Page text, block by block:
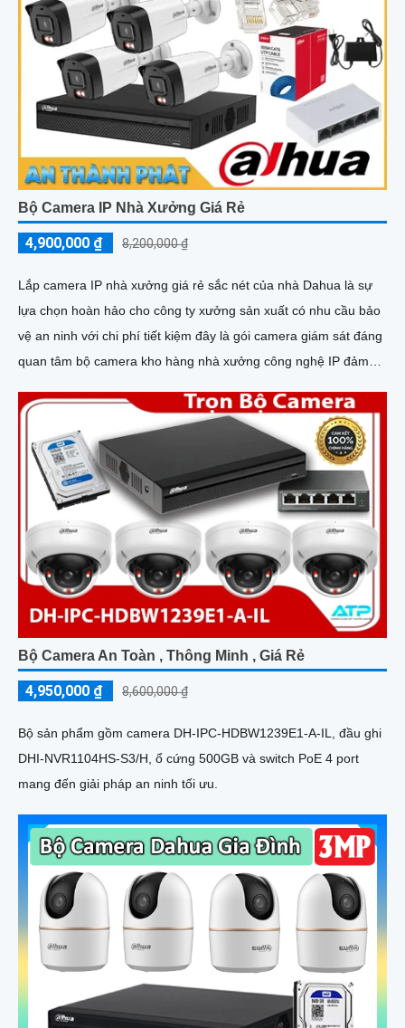
Bộ Camera IP Nhà Xưởng Giá Rẻ
4,900,000 ₫ 8,200,000 ₫
Lắp camera IP nhà xưởng giá rẻ sắc nét của nhà Dahua là sự
lựa chọn hoàn hảo cho công ty xưởng sản xuất có nhu cầu bảo
vệ an ninh với chi phí tiết kiệm đây là gói camera giám sát đáng
quan tâm bộ camera kho hàng nhà xưởng công nghệ IP đảm
với bộ camera camera IP Dahua bảo vệ an ninh cho xưởng sản
xuất tuyệt đối.
Bộ Camera An Toàn , Thông Minh , Giá Rẻ
4,950,000 ₫ 8,600,000 ₫
Bộ sản phẩm gồm camera DH-IPC-HDBW1239E1-A-IL, đầu ghi
DHI-NVR1104HS-S3/H, ổ cứng 500GB và switch PoE 4 port
mang đến giải pháp an ninh tối ưu.